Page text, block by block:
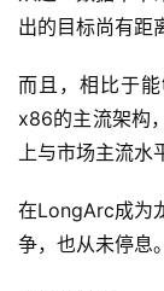
出的目标尚有距
而且，相比于能
x86的主流架构
上与市场主流水
在LongArc成为
争，也从未停息。